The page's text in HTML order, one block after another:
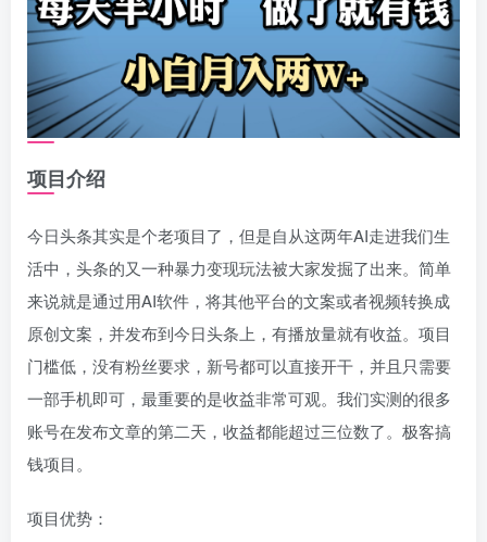
项目介绍
今日头条其实是个老项目了，但是自从这两年AI走进我们生
活中，头条的又一种暴力变现玩法被大家发掘了出来。简单
来说就是通过用AI软件，将其他平台的文案或者视频转换成
原创文案，并发布到今日头条上，有播放量就有收益。项目
门槛低，没有粉丝要求，新号都可以直接开干，并且只需要
一部手机即可，最重要的是收益非常可观。我们实测的很多
账号在发布文章的第二天，收益都能超过三位数了。极客搞
钱项目。
项目优势：